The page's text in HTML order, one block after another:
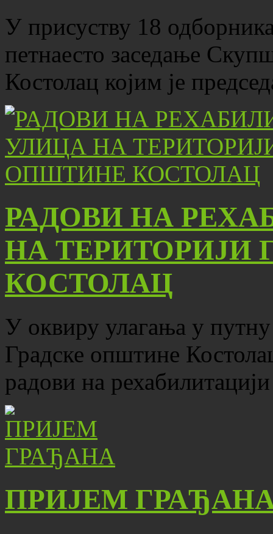
У присуству 18
петнаесто заседање
Костолац којим је
РАДОВИ НА
НА ТЕРИТОРИЈИ
КОСТОЛАЦ
У оквиру улагања у
Градске општине
радови на
ПРИЈЕМ